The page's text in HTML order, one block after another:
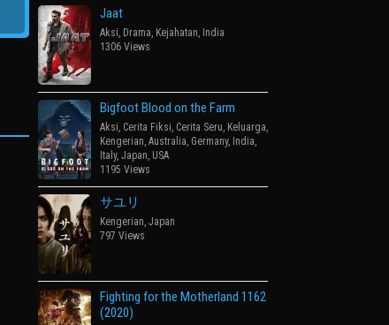
Jaat
Aksi, Drama, Kejahatan, India
1306 Views
Bigfoot Blood on the Farm
Aksi, Cerita Fiksi, Cerita Seru, Keluarga,
Kengerian, Australia, Germany, India,
Italy, Japan, USA
1195 Views
サユリ
Kengerian, Japan
797 Views
Fighting for the Motherland 1162
(2020)